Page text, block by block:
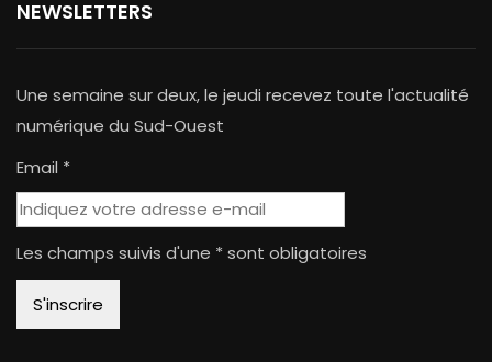
NEWSLETTERS
Une semaine sur deux, le jeudi recevez toute l'actualité
numérique du Sud-Ouest
Email *
Les champs suivis d'une * sont obligatoires